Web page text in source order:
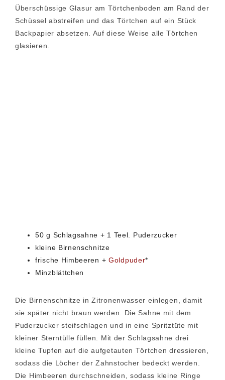
Überschüssige Glasur am Törtchenboden am Rand der
Schüssel abstreifen und das Törtchen auf ein Stück
Backpapier absetzen. Auf diese Weise alle Törtchen
glasieren.
50 g Schlagsahne + 1 Teel. Puderzucker
kleine Birnenschnitze
frische Himbeeren + Goldpuder*
Minzblättchen
Die Birnenschnitze in Zitronenwasser einlegen, damit
sie später nicht braun werden. Die Sahne mit dem
Puderzucker steifschlagen und in eine Spritztüte mit
kleiner Sterntülle füllen. Mit der Schlagsahne drei
kleine Tupfen auf die aufgetauten Törtchen dressieren,
sodass die Löcher der Zahnstocher bedeckt werden.
Die Himbeeren durchschneiden, sodass kleine Ringe